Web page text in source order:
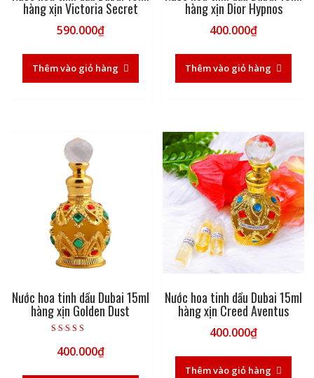
hàng xịn Victoria Secret
590.000₫
Thêm vào giỏ hàng
hàng xịn Dior Hypnos
400.000₫
Thêm vào giỏ hàng
Nước hoa tinh dầu Dubai 15ml
hàng xịn Golden Dust
5.00
5 sao
400.000₫
Nước hoa tinh dầu Dubai 15ml
hàng xịn Creed Aventus
400.000₫
Thêm vào giỏ hàng